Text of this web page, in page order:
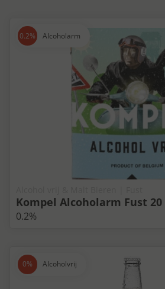
Alcoholarm
Kompel Alcoholarm Fust
0.2%
Alcoholvrij